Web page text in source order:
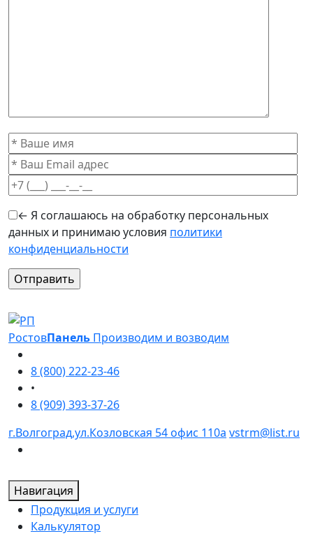
← Я соглашаюсь на обработку персональных
данных и принимаю условия политики
конфиденциальности
Оставьте это поле пустым.
РостовПанель Производим и возводим
8 (800) 222-23-46
•
8 (909) 393-37-26
г.Волгоград,ул.Козловская 54 офис 110а vstrm@list.ru
Навигация
Продукция и услуги
Калькулятор